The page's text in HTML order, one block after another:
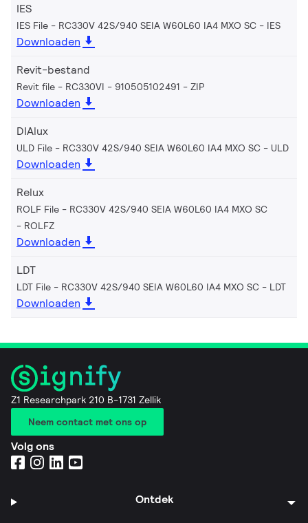
IES
IES File - RC330V 42S/940 SEIA W60L60 IA4 MXO SC IES
Downloaden
Revit-bestand
Revit file - RC330VI - 910505102491 ZIP
Downloaden
DIAlux
ULD File - RC330V 42S/940 SEIA W60L60 IA4 MXO SC ULD
Downloaden
Relux
ROLF File - RC330V 42S/940 SEIA W60L60 IA4 MXO SC
ROLFZ
Downloaden
LDT
LDT File - RC330V 42S/940 SEIA W60L60 IA4 MXO SC LDT
Downloaden
Z1 Researchpark 210 B-1731 Zellik
Neem contact met ons op
Volg ons
Ontdek